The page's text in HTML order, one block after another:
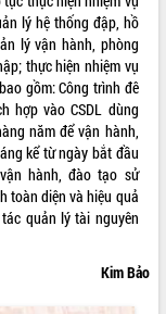
lý hệ thống đập, hồ
lý vận hành, phòng
thực hiện nhiệm vụ
gồm: Công trình đê
hợp vào CSDL dùng
năm để vận hành,
kể từ ngày bắt đầu
hành, đào tạo sử
toàn diện và hiệu quả
quản lý tài nguyên
Kim Bảo